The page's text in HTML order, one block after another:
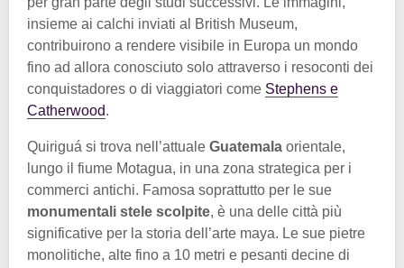
insieme ai calchi inviati al British Museum,
contribuirono a rendere visibile in Europa un mondo
fino ad allora conosciuto solo attraverso i resoconti dei
conquistadores o di viaggiatori come Stephens e
Catherwood.
Quiriguá si trova nell’attuale Guatemala orientale,
lungo il fiume Motagua, in una zona strategica per i
commerci antichi. Famosa soprattutto per le sue
monumentali stele scolpite, è una delle città più
significative per la storia dell’arte maya. Le sue pietre
monolitiche, alte fino a 10 metri e pesanti decine di